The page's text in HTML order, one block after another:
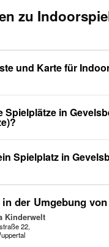
zu
und Karte für
Spielplätze in
Spielplatz in
der Umgebung
Kinderwelt
22,